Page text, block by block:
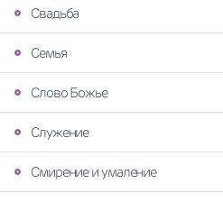
Свадьба
Семья
Слово Божье
Служение
Смирение и умаление